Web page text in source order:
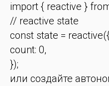
import { reactive }
// reactive state
const state =
count: 0,
});
или создайте